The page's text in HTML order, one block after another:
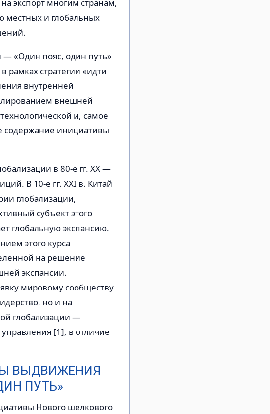
экспорт многим странам,
местных и глобальных
— «Один пояс, один путь»
рамках стратегии «идти
внутренней
внешней
и, самое
содержание инициативы
в 80-е гг. XX —
В 10-е гг. XXI в. Китай
глобализации,
субъект этого
глобальную экспансию.
этого курса
на решение
экспансии.
мировому сообществу
но и на
глобализации —
[1], в отличие
ВЫДВИЖЕНИЯ
ПУТЬ»
Нового шелкового